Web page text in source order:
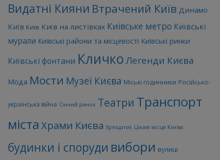
Видатні Кияни Втрачений Київ Динамо
Київ Київ Київ на листівках Київське метро Київські
мурали Київські райони та місцевості Київські ринки
Київські фонтани Кличко Легенди Києва
Мода Мости Музеї Києва Міські годинники Російсько-
українська війна Сінний ринок Театри Транспорт
міста Храми Києва Хрещатик Цікаві місця Києва
будинки і споруди вибори вулиці